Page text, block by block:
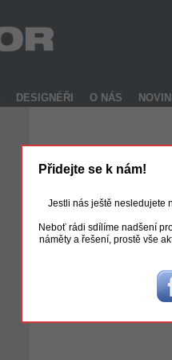
DESIGNÉŘI O NÁS
Přidejte se k nám!
Jestli nás ještě nesledujete
Neboť rádi sdílíme nadšení
náměty a řešení, prostě vše